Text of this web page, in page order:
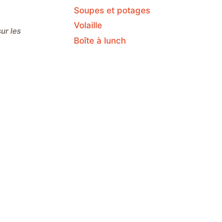
Soupes et potages
Volaille
Boîte à lunch